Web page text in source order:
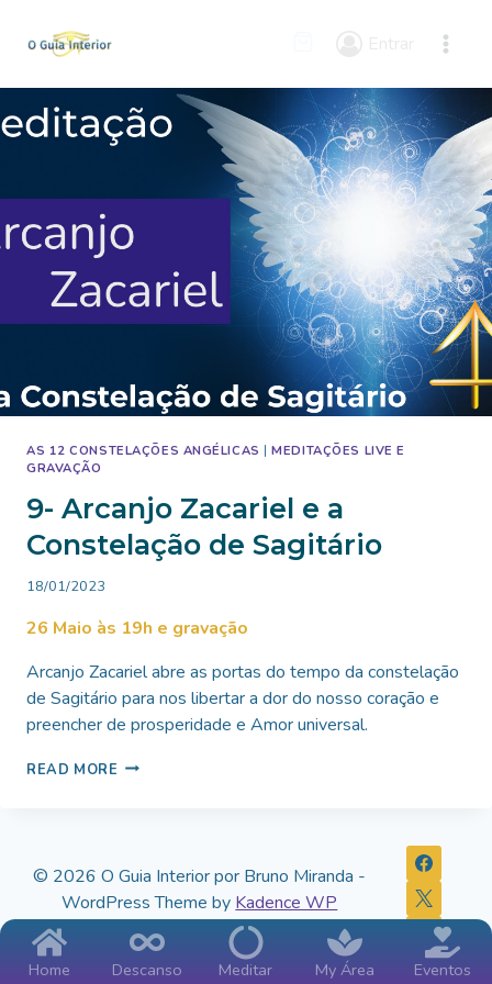
AS 12 CONSTELAÇÕES ANGÉLICAS |MEDITAÇÕES LIVE E
GRAVAÇÃO
9- Arcanjo Zacariel e a
Constelação de Sagitário
By
Miranda
18/01/2023
26 Maio às 19h e gravação
Arcanjo Zacariel abre as portas do tempo da constelação
de Sagitário para nos libertar a dor do nosso coração e
preencher de prosperidade e Amor universal.
READ MORE 9-
CONSTELAÇÃO
SAGITÁRIO
© 2026 O Guia Interior por Bruno Miranda -
WordPress Theme by Kadence WP
Home Descanso Meditar My Área Eventos